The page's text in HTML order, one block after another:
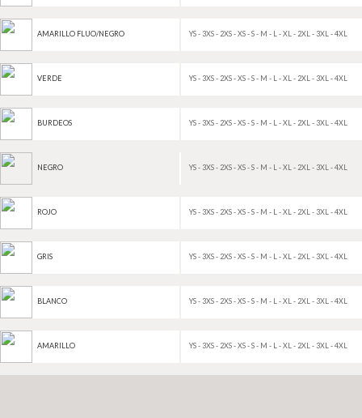
AMARILLO FLUO/NEGRO YS - 3XS - 2XS - XS - S - M - L - XL - 2XL - 3XL - 4XL
VERDE YS - 3XS - 2XS - XS - S - M - L - XL - 2XL - 3XL - 4XL
BURDEOS YS - 3XS - 2XS - XS - S - M - L - XL - 2XL - 3XL - 4XL
NEGRO YS - 3XS - 2XS - XS - S - M - L - XL - 2XL - 3XL - 4XL
ROJO YS - 3XS - 2XS - XS - S - M - L - XL - 2XL - 3XL - 4XL
GRIS YS - 3XS - 2XS - XS - S - M - L - XL - 2XL - 3XL - 4XL
BLANCO YS - 3XS - 2XS - XS - S - M - L - XL - 2XL - 3XL - 4XL
AMARILLO YS - 3XS - 2XS - XS - S - M - L - XL - 2XL - 3XL - 4XL